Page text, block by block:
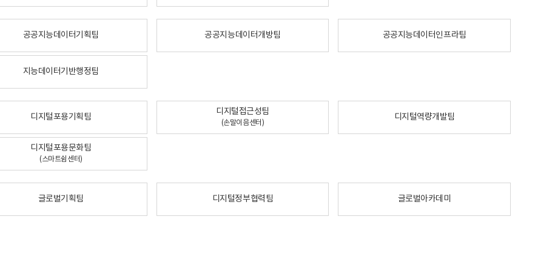
공공지능데이터기획팀 공공지능데이터개방팀 공공지능데이터인프라팀
지능데이터기반행정팀
디지털포용기획팀
디지털접근성팀
(손말이음센터)
디지털역량개발팀
디지털포용문화팀
(스마트쉼센터)
글로벌기획팀 디지털정부협력팀 글로벌아카데미